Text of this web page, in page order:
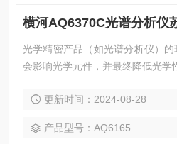
横河AQ6370C光谱分析仪
光学精密产品（如光谱分析仪）
会影响光学元件，并最终降低光学
高光学性能，以便您可以快速开始测量。 横河
能。波长校准功能可自动利用内
更新时间：2024-08-28
产品型号：AQ6165